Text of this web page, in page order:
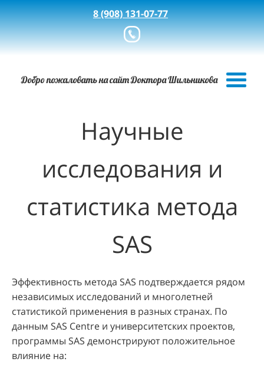
8 (908) 131-07-77
Добро пожаловать на сайт Доктора Шильникова
Научные
исследования и
статистика метода
SAS
Эффективность метода SAS подтверждается рядом
независимых исследований и многолетней
статистикой применения в разных странах. По
данным SAS Centre и университетских проектов,
программы SAS демонстрируют положительное
влияние на: